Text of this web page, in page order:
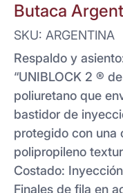
Butaca
SKU: ARGENTINA
Respaldo y
“UNIBLOCK 2 ®
poliuretano que
bastidor de
protegido con una
polipropileno
Costado:
Finales de fila en